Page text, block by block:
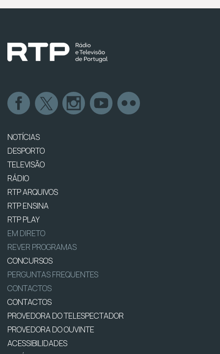
NOTÍCIAS
DESPORTO
TELEVISÃO
RÁDIO
RTP ARQUIVOS
RTP ENSINA
RTP PLAY
EM DIRETO
REVER PROGRAMAS
CONCURSOS
PERGUNTAS FREQUENTES
CONTACTOS
CONTACTOS
PROVEDORA DO TELESPECTADOR
PROVEDORA DO OUVINTE
ACESSIBILIDADES